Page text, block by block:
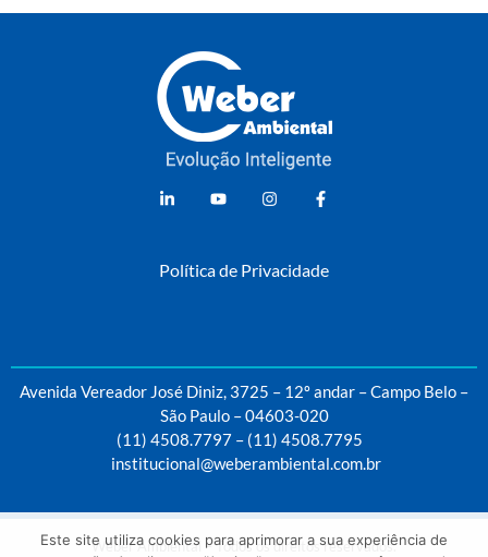
Política de Privacidade
Avenida Vereador José Diniz, 3725 – 12º andar – Campo Belo –
São Paulo – 04603-020
(11) 4508.7797– (11) 4508.7795
institucional@weberambiental.com.br
Weber Ambiental – Todos os direitos reservados.
Este site utiliza cookies para aprimorar a sua experiência de